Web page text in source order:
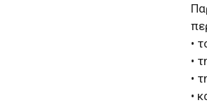
•
•
•
•